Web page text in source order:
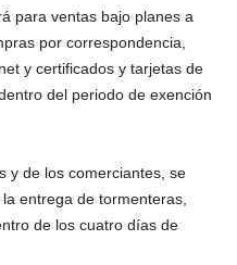
para ventas bajo planes a
por correspondencia,
y certificados y tarjetas de
del periodo de exención
y de los comerciantes, se
entrega de tormenteras,
de los cuatro días de